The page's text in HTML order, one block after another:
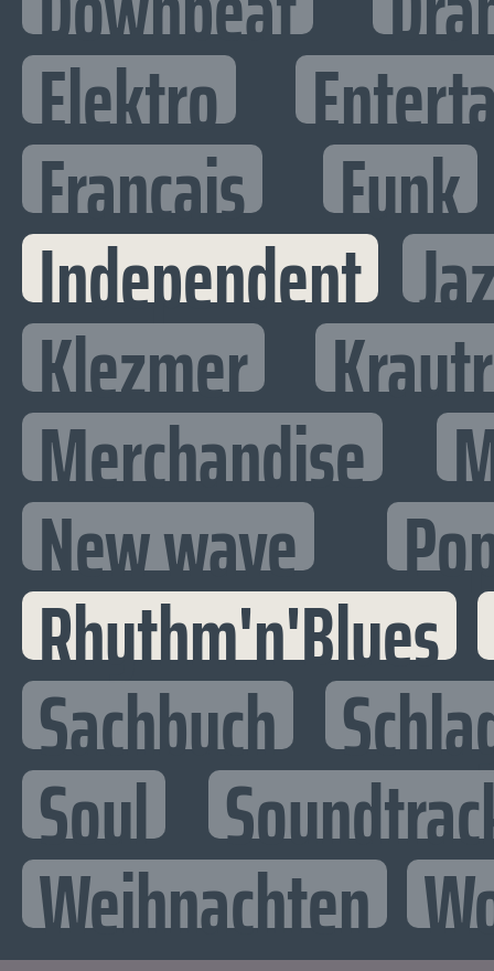
Elektro
Francais Funk
Independent
Klezmer
Merchandise
New wave
Rhythm'n'Blues
Sachbuch
Soul
Weihnachten